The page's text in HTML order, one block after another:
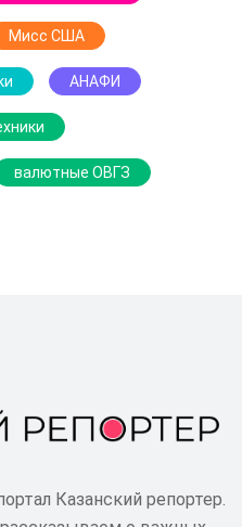
Мисс США
АНАФИ
валютные ОВГЗ
Казанский репортер.